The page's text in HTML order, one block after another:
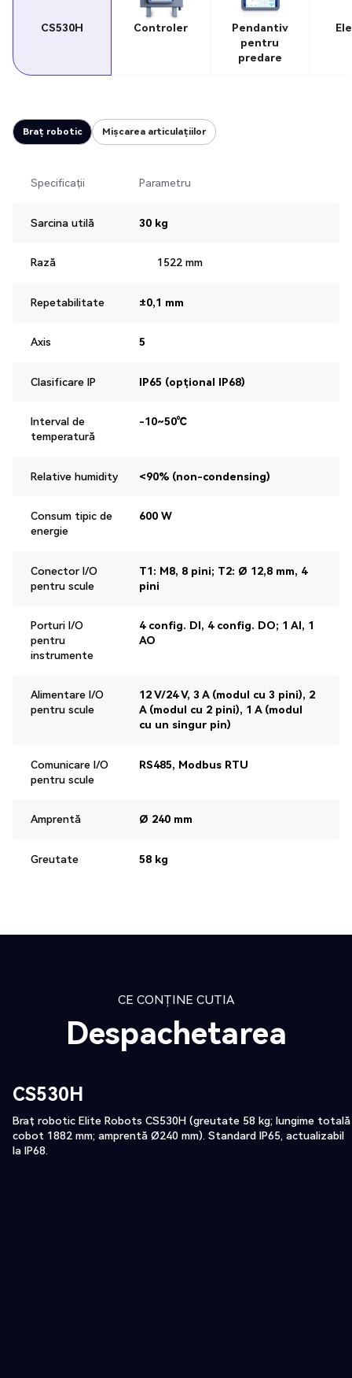
CS530H Controler
Pendantiv
pentru
predare
Braț robotic Mișcarea articulațiilor
Specificații Parametru
Sarcina utilă 30 kg
Rază 1522 mm‍
Repetabilitate ±0,1 mm
Axis 5
Clasificare IP IP65 (opțional IP68)
Interval de
temperatură
-10~50℃
Relative humidity <90% (non-condensing)
Consum tipic de
energie
600 W
Conector I/O
pentru scule
T1: M8, 8 pini; T2: Ø 12,8 mm, 4
pini
Porturi I/O
pentru
instrumente
4 config. DI, 4 config. DO; 1 AI, 1
AO
Alimentare I/O
pentru scule
12 V/24 V, 3 A (modul cu 3 pini), 2
A (modul cu 2 pini), 1 A (modul
cu un singur pin)
Comunicare I/O
pentru scule
RS485, Modbus RTU
Amprentă Ø 240 mm
Greutate 58 kg
CE CONȚINE CUTIA
Despachetarea
CS530H
Braț robotic Elite Robots CS530H (greutate 58 kg; lungime totală
cobot 1882 mm; amprentă Ø240 mm). Standard IP65, actualizabil
la IP68.